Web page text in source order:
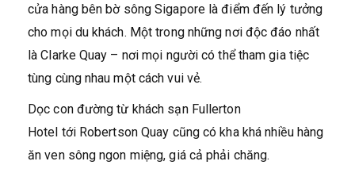
cửa hàng bên bờ sông Sigapore là điểm đến lý tưởng
cho mọi du khách. Một trong những nơi độc đáo nhất
là Clarke Quay – nơi mọi người có thể tham gia tiệc
tùng cùng nhau một cách vui vẻ.
Dọc con đường từ khách sạn Fullerton
Hotel tới Robertson Quay cũng có kha khá nhiều hàng
ăn ven sông ngon miệng, giá cả phải chăng.